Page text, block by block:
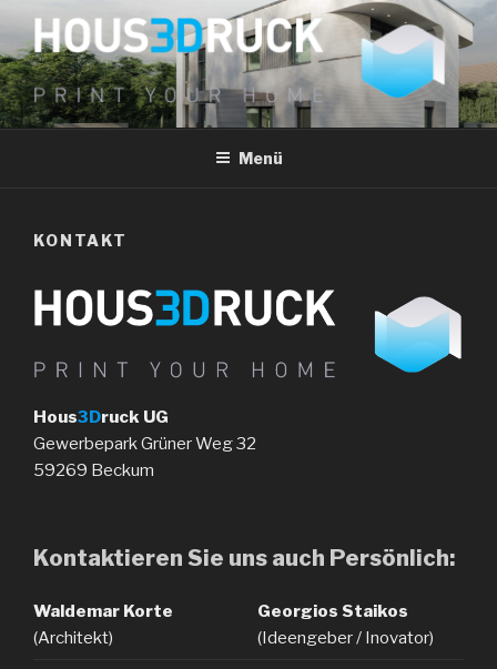
Inhalt
springen
HOUS3DRUCK UG
PRINT YOUR HOME
Menü
KONTAKT
Hous3Druck UG
Gewerbepark Grüner Weg 32
59269 Beckum
Kontaktieren Sie uns auch Persönlich:
Waldemar Korte
(Architekt)
Georgios Staikos
(Ideengeber / Inovator)